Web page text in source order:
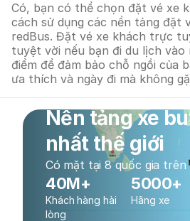
Có, bạn có thể chọn đặt vé xe
cách sử dụng các nền tảng đặt
redBus. Đặt vé xe khách trực
tuyệt vời nếu bạn đi du lịch vào
điểm để đảm bảo chỗ ngồi của
ưa thích và ngày đi mà không
Nền tảng xe
nhất thế giới
Có mặt tại 8 quốc gia trên
40M+
Khách hàng hài
lòng
5000+
Hãng xe